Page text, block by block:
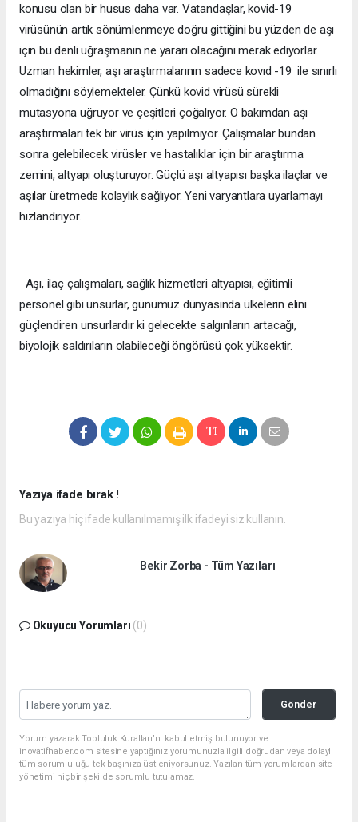
konusu olan bir husus daha var. Vatandaşlar, kovid-19
virüsünün artık sönümlenmeye doğru gittiğini bu yüzden de aşı
için bu denli uğraşmanın ne yararı olacağını merak ediyorlar.
Uzman hekimler, aşı araştırmalarının sadece kovıd -19 ile sınırlı
olmadığını söylemekteler. Çünkü kovid virüsü sürekli
mutasyona uğruyor ve çeşitleri çoğalıyor. O bakımdan aşı
araştırmaları tek bir virüs için yapılmıyor. Çalışmalar bundan
sonra gelebilecek virüsler ve hastalıklar için bir araştırma
zemini, altyapı oluşturuyor. Güçlü aşı altyapısı başka ilaçlar ve
aşılar üretmede kolaylık sağlıyor. Yeni varyantlara uyarlamayı
hızlandırıyor.
Aşı, ilaç çalışmaları, sağlık hizmetleri altyapısı, eğitimli
personel gibi unsurlar, günümüz dünyasında ülkelerin elini
güçlendiren unsurlardır ki gelecekte salgınların artacağı,
biyolojik saldırıların olabileceği öngörüsü çok yüksektir.
Yazıya ifade bırak !
Bu yazıya hiç ifade kullanılmamış ilk ifadeyi siz kullanın.
Bekir Zorba - Tüm Yazıları
Okuyucu Yorumları (0)
Gönder
Yorum yazarak Topluluk Kuralları’nı kabul etmiş bulunuyor ve
inovatifhaber.com sitesine yaptığınız yorumunuzla ilgili doğrudan veya dolaylı
tüm sorumluluğu tek başınıza üstleniyorsunuz. Yazılan tüm yorumlardan site
yönetimi hiçbir şekilde sorumlu tutulamaz.